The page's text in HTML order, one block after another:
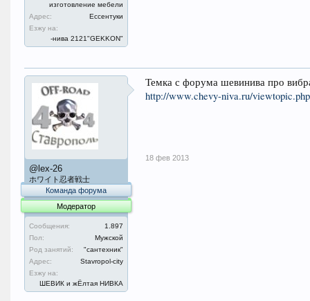
изготовление мебели
Адрес:
Ессентуки
Езжу на:
-нива 2121"GEKKON"
@lex-26
ホワイト忍者戦士
Команда форума
Модератор
Сообщения:
1.897
Пол:
Мужской
Род занятий:
"сантехник"
Адрес:
Stavropol-city
Езжу на:
ШЕВИК и жЁлтая НИВКА
Темка с форума шевинива про
http://www.chevy-niva.ru/
18 фев 2013